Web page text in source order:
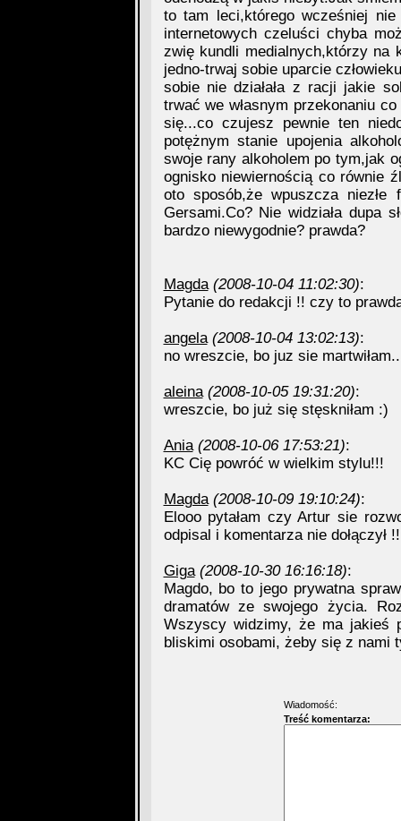
to tam leci,którego wcześniej
internetowych czeluści chyba
zwię kundli medialnych,którzy na
jedno-trwaj sobie uparcie
sobie nie działała z racji jakie
trwać we własnym przekonaniu
się...co czujesz pewnie ten
potężnym stanie upojenia
swoje rany alkoholem po tym,jak
ognisko niewiernością co równie
oto sposób,że wpuszcza
Gersami.Co? Nie widziała dupa
bardzo niewygodnie? prawda?
Magda (2008-10-04 11:02:30):
Pytanie do redakcji !! czy to
angela (2008-10-04 13:02:13):
no wreszcie, bo juz sie
aleina (2008-10-05 19:31:20):
wreszcie, bo już się stęskniłam :)
Ania (2008-10-06 17:53:21):
KC Cię powróć w wielkim stylu!!!
Magda (2008-10-09 19:10:24):
Elooo pytałam czy Artur sie
odpisal i komentarza nie dołączył !!
Giga (2008-10-30 16:16:18):
Magdo, bo to jego prywatna
dramatów ze swojego życia.
Wszyscy widzimy, że ma jakieś
bliskimi osobami, żeby się z nami
Wiadomość:
Treść komentarza: